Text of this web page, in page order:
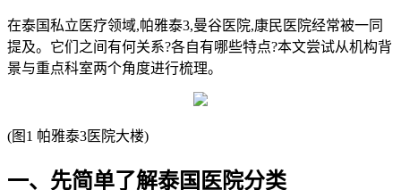
在泰国私立医疗领域,帕雅泰3,曼谷医院,康民医院经常被一同
提及。它们之间有何关系?各自有哪些特点?本文尝试从机构背
景与重点科室两个角度进行梳理。
(图1 帕雅泰3医院大楼)
一、先简单了解泰国医院分类